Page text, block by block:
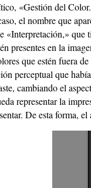
«Gestión del
el nombre que
«Interpretación,»
presentes en la
que estén fuera
perceptual que
cambiando el
representar la
De esta forma,